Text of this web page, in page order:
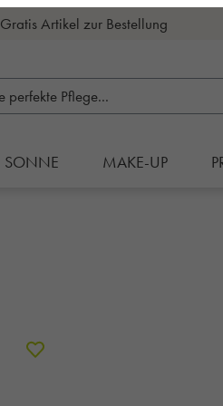
Kauf auf Rechnung
SONNE MAKE-UP